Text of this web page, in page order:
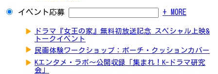
イベント応募 + MORE
▶
ドラマ『女王の家』無料初放送記念 スペシャル上映&
トークイベント
▶ 民画体験ワークショップ：ポーチ・クッションカバー
▶ Kエンタメ・ラボ～公開収録「集まれ！K-ドラマ研究
会」